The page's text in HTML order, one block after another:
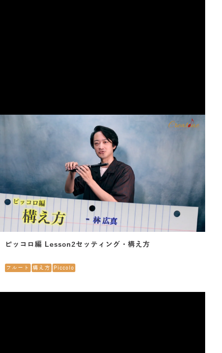
ピッコロ編 Lesson2セッティング・構え方
フルート 構え方 Piccolo